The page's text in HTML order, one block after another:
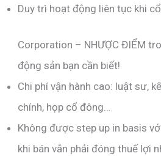
Duy trì hoạt động liên tục khi
Corporation – NHƯỢC ĐIỂM
động sản bạn cần biết!
Chi phí vận hành cao: luật sư,
chính, họp cổ đông…
Không được step up in basis
khi bán vẫn phải đóng thuế lợi